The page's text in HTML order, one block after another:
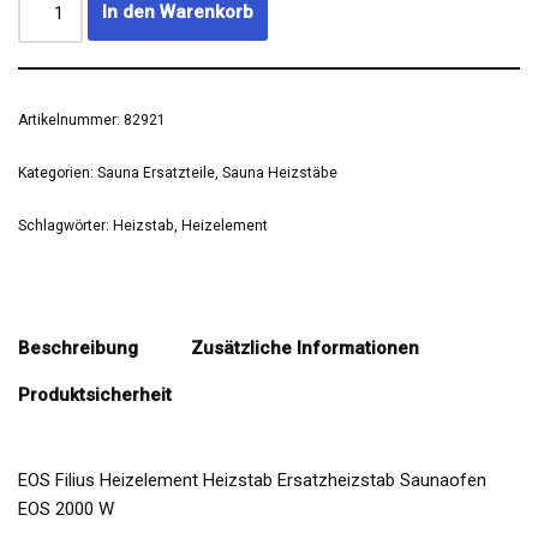
In den Warenkorb
Artikelnummer: 82921
Kategorien: Sauna Ersatzteile, Sauna Heizstäbe
Schlagwörter: Heizstab, Heizelement
Beschreibung Zusätzliche Informationen
Produktsicherheit
EOS Filius Heizelement Heizstab Ersatzheizstab Saunaofen
EOS 2000 W